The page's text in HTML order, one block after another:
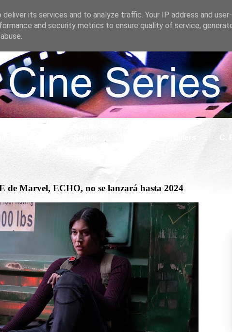
C.
de Marvel, ECHO, no se lanzará hasta 2024
its services and to analyze traffic. Your IP address and
and security metrics to ensure quality of service,